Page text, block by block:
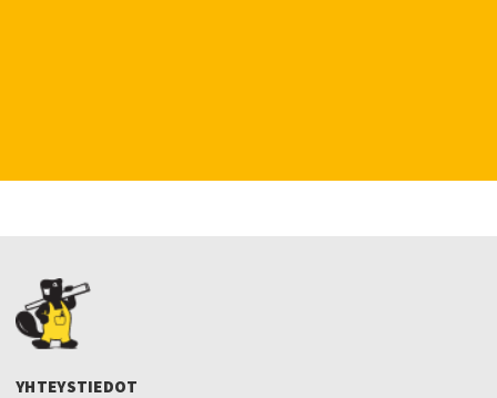
YHTEYSTIEDOT